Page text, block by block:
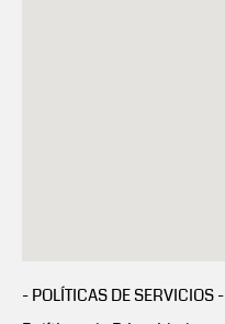
- POLÍTICAS DE SERVICIOS -